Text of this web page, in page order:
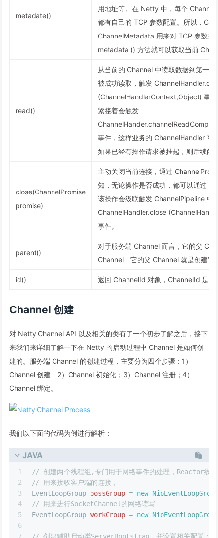
metadate()
用地址等。在 Netty 中，每个
都有自己的 TCP 参数配置。所以，
ChannelMetadata 用来对 TCP 参数提
metadata () 方法就可以获取当前
read()
从当前的 Channel 中读取数据到第一
被成功读取，触发
(ChannelHandlerContext,Object) 事
紧接着会触发
事件，这样业务的 ChannelHandler 可
如果已经有操作请求被挂起，则后续的
close(ChannelPromise
promise)
主动关闭当前连接，通过
知，无论操作是否成功，都可以通过
该操作会级联触发 ChannelPipeline 中
ChannelHandler.close
事件。
parent()
对于服务端 Channel 而言，它的父
Channel，它的父 Channel 就是创建
id() 返回 ChannelId 对象，ChannelId 是
Channel 创建
对 Netty Channel API 以及相关的类有了一个初步了解之后，接下
来我们来详细了解一下在 Netty 的启动过程中 Channel 是如何创
建的。服务端 Channel 的创建过程，主要分为四个步骤：1）
Channel 创建；2）Channel 初始化；3）Channel 注册；4）
Channel 绑定。
我们以下面的代码为例进行解析：
JAVA
1
2
3
4
5
6
7
// 创建两个线程组,专门用于网络事件的处理，Reactor线
// 用来接收客户端的连接，
EventLoopGroup
bossGroup = new NioEventLoopGroup
// 用来进行SocketChannel的网络读写
EventLoopGroup workGroup = new NioEventLoopGroup
// 创建辅助启动类ServerBootstrap，并设置相关配置：